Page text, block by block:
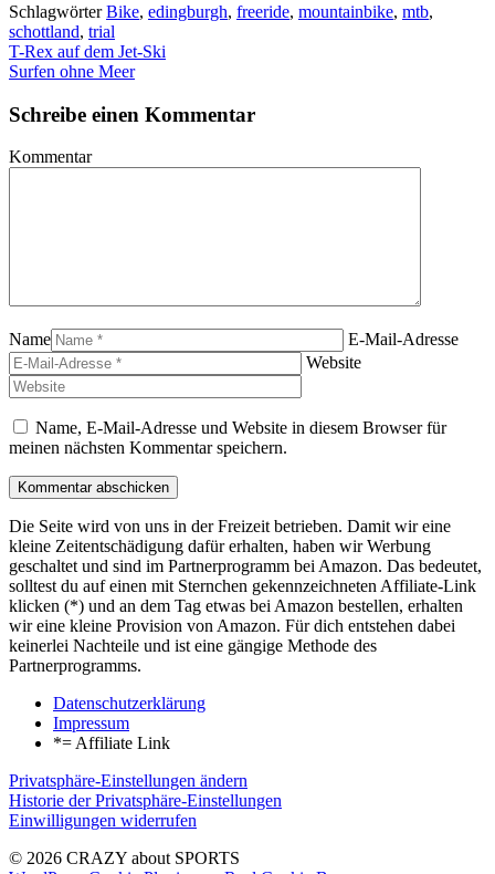
SchlagwörterBike, edingburgh, freeride, mountainbike, mtb,
schottland, trial
T-Rex auf dem Jet-Ski
Surfen ohne Meer
Schreibe einen Kommentar
Kommentar
Name
E-Mail-Adresse
Website
Name, E-Mail-Adresse und Website in diesem Browser für
meinen nächsten Kommentar speichern.
Die Seite wird von uns in der Freizeit betrieben. Damit wir eine
kleine Zeitentschädigung dafür erhalten, haben wir Werbung
geschaltet und sind im Partnerprogramm bei Amazon. Das bedeutet,
solltest du auf einen mit Sternchen gekennzeichneten Affiliate-Link
klicken (*) und an dem Tag etwas bei Amazon bestellen, erhalten
wir eine kleine Provision von Amazon. Für dich entstehen dabei
keinerlei Nachteile und ist eine gängige Methode des
Partnerprogramms.
Datenschutzerklärung
Impressum
*= Affiliate Link
Privatsphäre-Einstellungen ändern
Historie der Privatsphäre-Einstellungen
Einwilligungen widerrufen
© 2026 CRAZY about SPORTS